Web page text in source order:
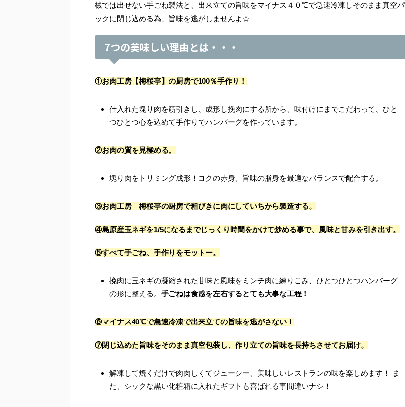
械では出せない手ごね製法と、出来立ての旨味をマイナス４０℃で急速冷凍しそのまま真空パ
ックに閉じ込める為、旨味を逃がしませんよ☆
7つの美味しい理由とは・・・
①お肉工房【梅桜亭】の厨房で100％手作り！
仕入れた塊り肉を筋引きし、成形し挽肉にする所から、味付けにまでこだわって、ひと
つひとつ心を込めて手作りでハンバーグを作っています。
②お肉の質を見極める。
塊り肉をトリミング成形！コクの赤身、旨味の脂身を最適なバランスで配合する。
③お肉工房 梅桜亭の厨房で粗びきに肉にしていちから製造する。
④島原産玉ネギを1/5になるまでじっくり時間をかけて炒める事で、風味と甘みを引き出す。
⑤すべて手ごね、手作りをモットー。
挽肉に玉ネギの凝縮された甘味と風味をミンチ肉に練りこみ、ひとつひとつハンバーグ
の形に整える。 手ごねは食感を左右するとても大事な工程！
⑥マイナス40℃で急速冷凍で出来立ての旨味を逃がさない！
⑦閉じ込めた旨味をそのまま真空包装し、作り立ての旨味を長持ちさせてお届け。
解凍して焼くだけで肉肉しくてジューシー、美味しいレストランの味を楽しめます！ ま
た、シックな黒い化粧箱に入れたギフトも喜ばれる事間違いナシ！